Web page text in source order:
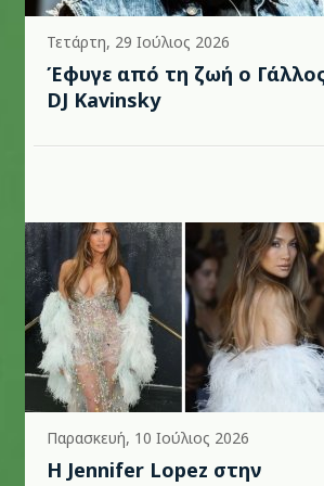
Τετάρτη, 29 Ιούλιος 2026
Έφυγε από τη ζωή ο
DJ Kavinsky
Παρασκευή, 10 Ιούλιος 2026
Η Jennifer Lopez στην